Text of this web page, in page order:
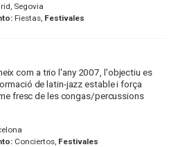
Segovia
Fiestas, Festivales
com a trio l'any 2007, l'objectiu es
de latin-jazz estable i força
fresc de les congas/percussions
Conciertos, Festivales